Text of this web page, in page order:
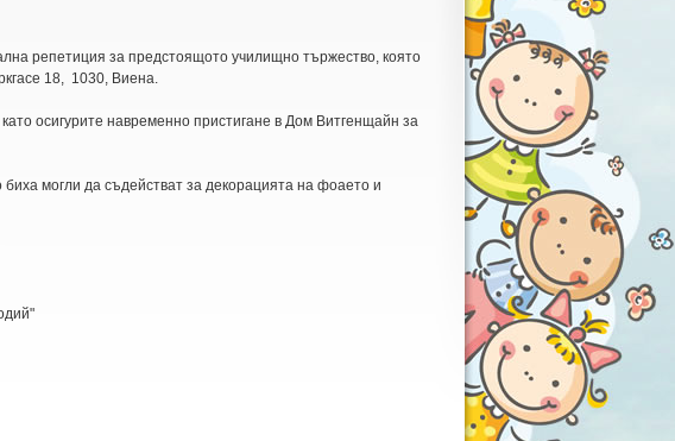
репетиция за предстоящото училищно тържество, която
18, 1030, Виена.
осигурите навременно пристигане в Дом Витгенщайн за
могли да съдействат за декорацията на фоаето и